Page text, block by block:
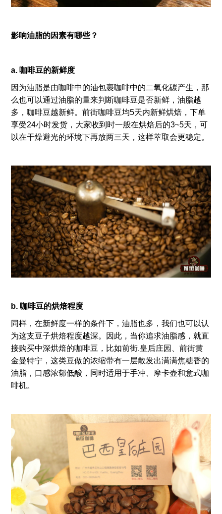
影响油脂的因素有哪些？
a. 咖啡豆的新鲜度
因为油脂是由咖啡中的油包裹咖啡中的二氧化碳产生，那
么也可以通过油脂的量来判断咖啡豆是否新鲜，油脂越
多，咖啡豆越新鲜。前街咖啡豆均5天内新鲜烘焙，下单
享受24小时发货，大家收到时一般在烘焙后的3~5天，可
以在干燥避光的环境下再放两三天，这样萃取会更稳定。
b. 咖啡豆的烘焙程度
同样，在新鲜度一样的条件下，油脂也多，我们也可以认
为这支豆子烘焙程度越深。因此，当你追求油脂感，就直
接购买中深烘焙的咖啡豆，比如前街.皇后庄园、前街黄
金曼特宁，这类豆做的浓缩带有一层散发出满满焦糖香的
油脂，口感浓郁低酸，同时适用于手冲、摩卡壶和意式咖
啡机。